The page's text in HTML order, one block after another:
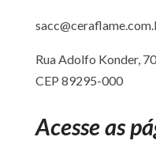
Rua Adolfo Konder,
CEP 89295-000
Acesse as